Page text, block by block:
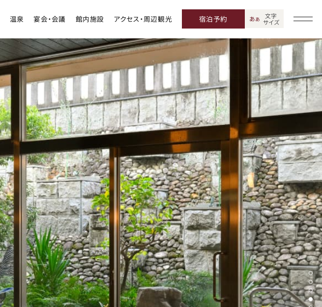
温泉 宴会・会議 館内施設 アクセス・周辺観光 宿泊予約 ああ 文字
サイズ